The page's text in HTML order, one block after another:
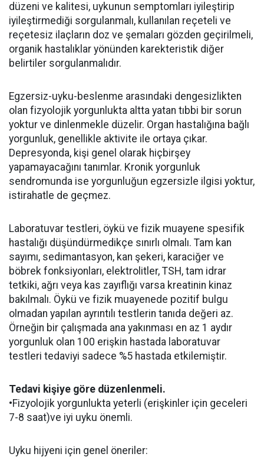
düzeni ve kalitesi, uykunun semptomları iyileştirip
iyileştirmediği sorgulanmalı, kullanılan reçeteli ve
reçetesiz ilaçların doz ve şemaları gözden geçirilmeli,
organik hastalıklar yönünden karekteristik diğer
belirtiler sorgulanmalıdır.
Egzersiz-uyku-beslenme arasındaki dengesizlikten
olan fizyolojik yorgunlukta altta yatan tıbbi bir sorun
yoktur ve dinlenmekle düzelir. Organ hastalığına bağlı
yorgunluk, genellikle aktivite ile ortaya çıkar.
Depresyonda, kişi genel olarak hiçbirşey
yapamayacağını tanımlar. Kronik yorgunluk
sendromunda ise yorgunluğun egzersizle ilgisi yoktur,
istirahatle de geçmez.
Laboratuvar testleri, öykü ve fizik muayene spesifik
hastalığı düşündürmedikçe sınırlı olmalı. Tam kan
sayımı, sedimantasyon, kan şekeri, karaciğer ve
böbrek fonksiyonları, elektrolitler, TSH, tam idrar
tetkiki, ağrı veya kas zayıflığı varsa kreatinin kinaz
bakılmalı. Öykü ve fizik muayenede pozitif bulgu
olmadan yapılan ayrıntılı testlerin tanıda değeri az.
Örneğin bir çalışmada ana yakınması en az 1 aydır
yorgunluk olan 100 erişkin hastada laboratuvar
testleri tedaviyi sadece %5 hastada etkilemiştir.
Tedavi kişiye göre düzenlenmeli.
•Fizyolojik yorgunlukta yeterli (erişkinler için geceleri
7-8 saat)ve iyi uyku önemli.
Uyku hijyeni için genel öneriler: